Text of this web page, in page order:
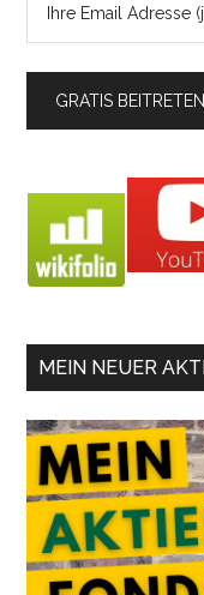
MEIN NEUER